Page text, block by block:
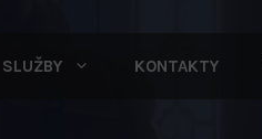
SLUŽBY KONTAKTY